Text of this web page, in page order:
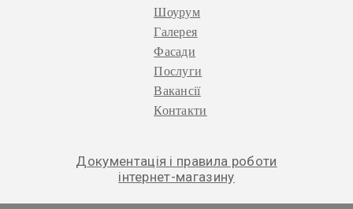
Шоурум
Галерея
Фасади
Послуги
Вакансії
Контакти
Документація і правила роботи
інтернет-магазину